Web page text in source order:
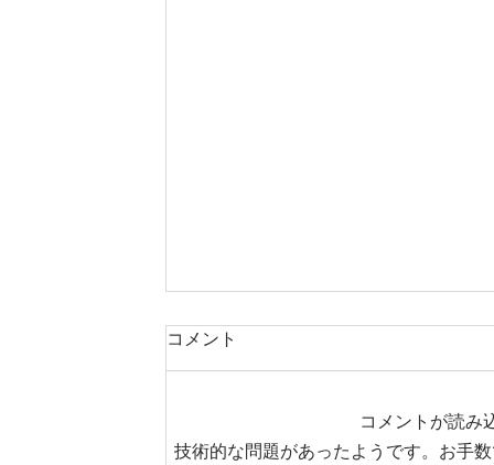
コメント
コメントが読み
技術的な問題があったようです。お手